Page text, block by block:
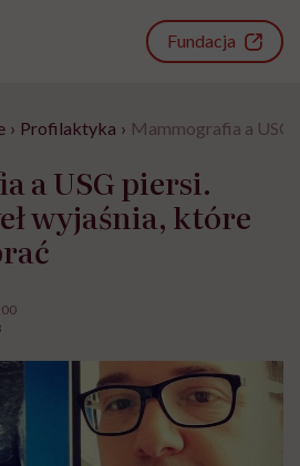
Fundacja
› Profilaktyka › Mammografia a USG
a USG piersi.
wyjaśnia, które